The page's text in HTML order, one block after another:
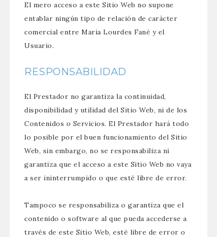
El mero acceso a este Sitio Web no supone
entablar ningún tipo de relación de carácter
comercial entre Maria Lourdes Fané y el
Usuario.
RESPONSABILIDAD
El Prestador no garantiza la continuidad,
disponibilidad y utilidad del Sitio Web, ni de los
Contenidos o Servicios. El Prestador hará todo
lo posible por el buen funcionamiento del Sitio
Web, sin embargo, no se responsabiliza ni
garantiza que el acceso a este Sitio Web no vaya
a ser ininterrumpido o que esté libre de error.
Tampoco se responsabiliza o garantiza que el
contenido o software al que pueda accederse a
través de este Sitio Web, esté libre de error o